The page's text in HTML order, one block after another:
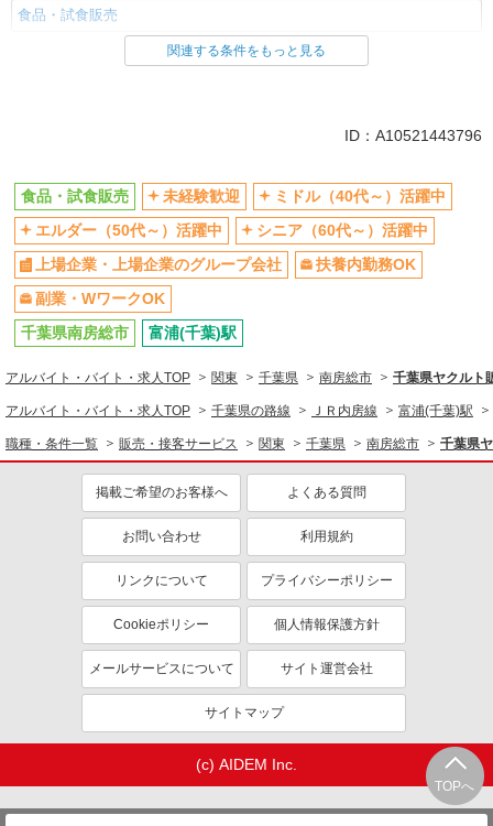
食品・試食販売
同じ雇用形態から富浦(千葉)駅の求人を探す
エルダー（50代～）活躍中
シニア（60代～）活躍中
上場企業・上場企業のグループ会
社
扶養内勤務OK
副業・WワークOK
同じ職種から求人を探す
上場企業・上場企業のグループ会
扶養内勤務OK
副業・WワークOK
関連する条件をもっと見る
ID：A10521443796
TOPへ
食品・試食販売 未経験歓迎
ミドル（40代～）活躍中
エルダー（50代～）活躍中
シニア（60代～）活躍中
上場企業・上場企業のグループ会社
扶養内勤務OK
副業・WワークOK
千葉県南房総市
富浦(千葉)駅
アルバイト・バイト・求人TOP 関東 千葉県 南房総市 千葉県ヤクルト
アルバイト・バイト・求人TOP 千葉県の路線 ＪＲ内房線 富浦(千葉)駅
職種・条件一覧 販売・接客サービス 関東 千葉県 南房総市 千葉県
掲載ご希望のお客様へ よくある質問
お問い合わせ 利用規約
リンクについて プライバシーポリシー
Cookieポリシー 個人情報保護方針
メールサービスについて サイト運営会社
サイトマップ
(c) AIDEM Inc.